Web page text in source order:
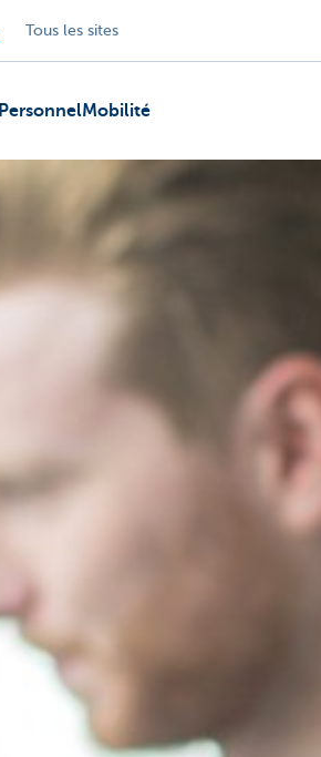
Tous les sites
PersonnelMobilité